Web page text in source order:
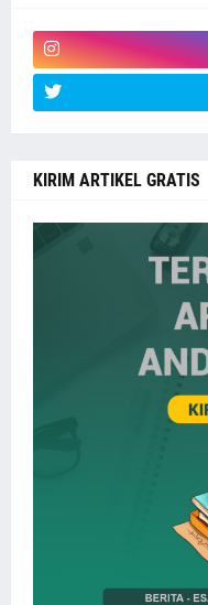
KIRIM ARTIKEL GRATIS